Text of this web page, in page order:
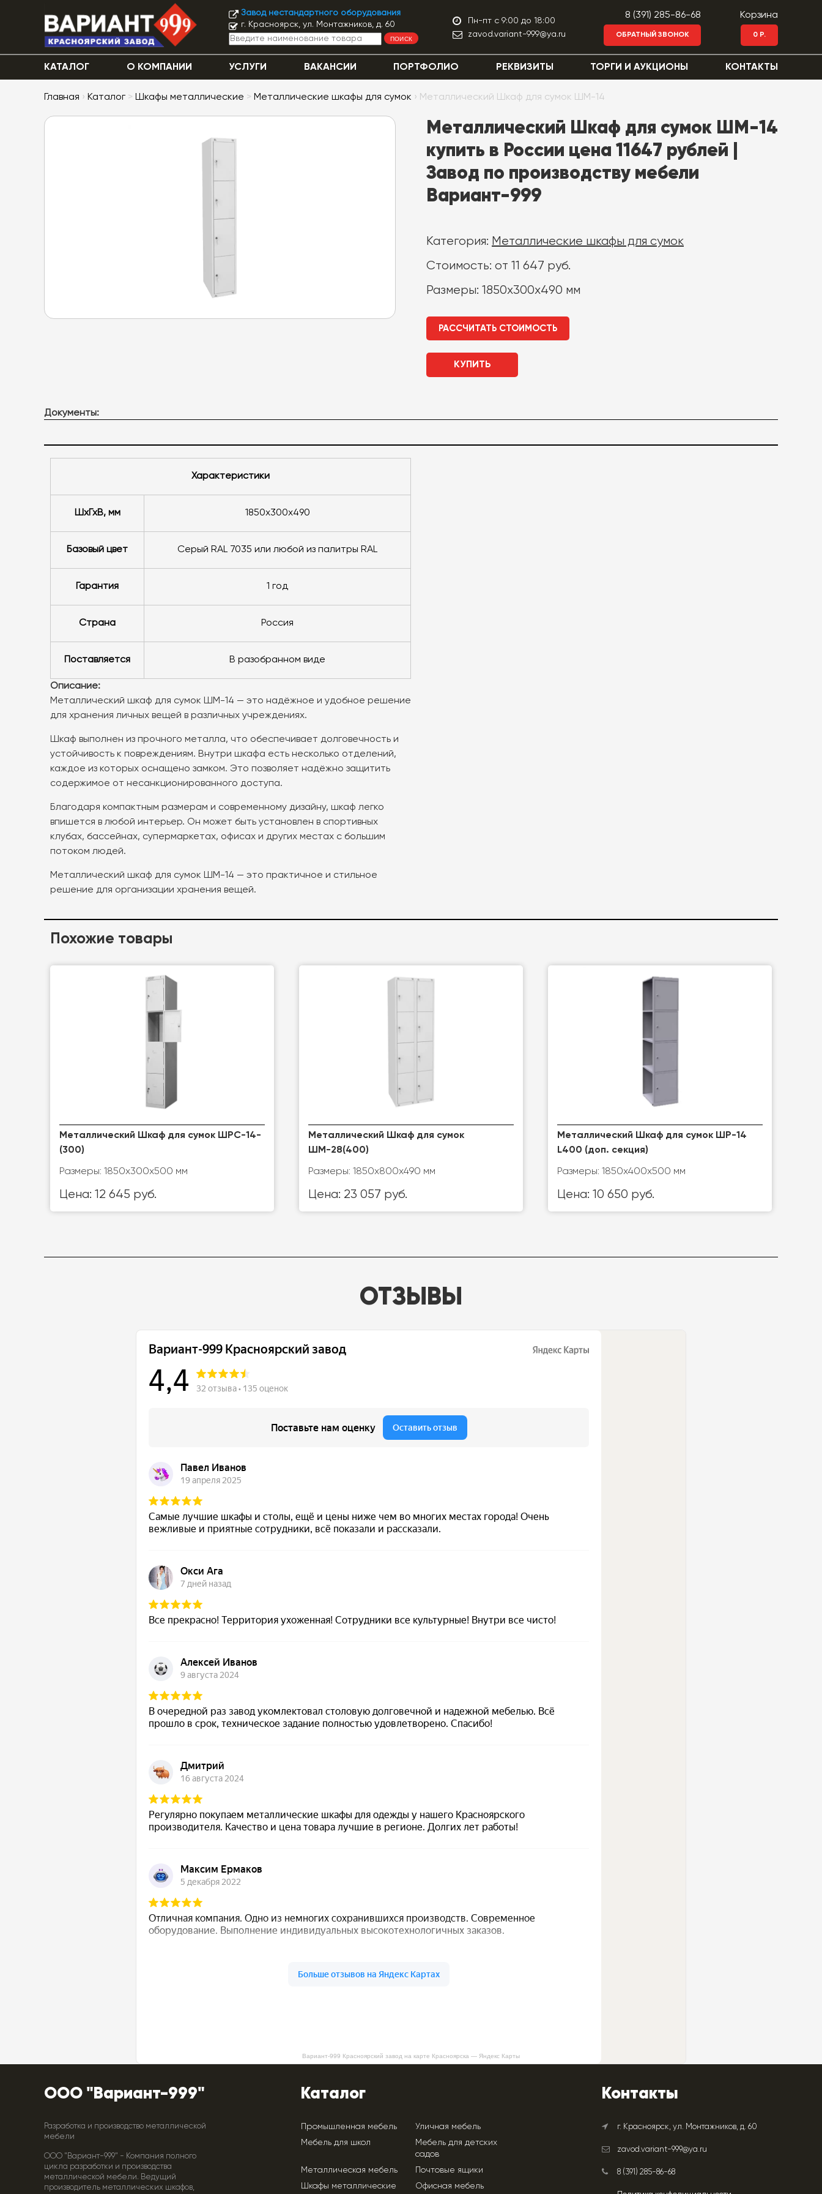
Завод нестандартного оборудования
г. Красноярск, ул. Монтажников, д. 60
ПОИСК
Пн-пт с 9:00 до 18:00
zavod.variant-999@ya.ru
8 (391) 285-86-68
ОБРАТНЫЙ ЗВОНОК
Корзина
0 Р.
КАТАЛОГ О КОМПАНИИ УСЛУГИ ВАКАНСИИ ПОРТФОЛИО РЕКВИЗИТЫ ТОРГИ И АУКЦИОНЫ КОНТАКТЫ
Главная › Каталог > Шкафы металлические > Металлические шкафы для сумок › Металлический Шкаф для сумок ШМ-14
Металлический Шкаф для сумок ШМ-14
купить в России цена 11647 рублей |
Завод по производству мебели
Вариант-999
Категория: Металлические шкафы для сумок
Стоимость: от 11 647 руб.
Размеры: 1850х300х490 мм
РАССЧИТАТЬ СТОИМОСТЬ
КУПИТЬ
Документы:
Характеристики
ШхГхВ, мм 1850х300х490
базовый цвет серый RAL 7035 или любой из палитры RAL
Гарантия 1 год
Страна Россия
Поставляется в разобранном виде
Описание:
Металлический шкаф для сумок ШМ-14 — это надёжное и удобное решение
для хранения личных вещей в различных учреждениях.
Шкаф выполнен из прочного металла, что обеспечивает долговечность и
устойчивость к повреждениям. Внутри шкафа есть несколько отделений,
каждое из которых оснащено замком. Это позволяет надёжно защитить
содержимое от несанкционированного доступа.
Благодаря компактным размерам и современному дизайну, шкаф легко
впишется в любой интерьер. Он может быть установлен в спортивных
клубах, бассейнах, супермаркетах, офисах и других местах с большим
потоком людей.
Металлический шкаф для сумок ШМ-14 — это практичное и стильное
решение для организации хранения вещей.
Похожие товары
Металлический Шкаф для сумок ШРС-14-
(300)
Размеры: 1850х300х500 мм
Цена: 12 645 руб.
Металлический Шкаф для сумок
ШМ-28(400)
Размеры: 1850х800х490 мм
Цена: 23 057 руб.
Металлический Шкаф для сумок ШР-14
L400 (доп. секция)
Размеры: 1850х400х500 мм
Цена: 10 650 руб.
ОТЗЫВЫ
Вариант-999 Красноярский завод на карте Красноярска — Яндекс Карты
ООО "Вариант-999"
Разработка и производство металлической
мебели
ООО "Вариант-999" - Компания полного
цикла разработки и производства
металлической мебели. Ведущий
производитель металлических шкафов,
Каталог
Промышленная мебель
Уличная мебель
Мебель для школ
Мебель для детских
садов
Металлическая мебель
Почтовые ящики
Шкафы металлические
Офисная мебель
Контакты
г. Красноярск, ул. Монтажников, д. 60
zavod.variant-999@ya.ru
8 (391) 285-86-68